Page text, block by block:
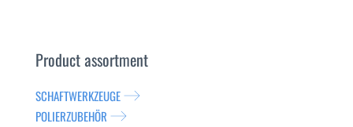
Product assortment
SCHAFTWERKZEUGE
POLIERZUBEHÖR